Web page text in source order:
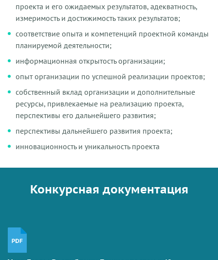
проекта и его ожидаемых результатов, адекватность,
измеримость и достижимость таких результатов;
соответствие опыта и компетенций проектной команды
планируемой деятельности;
информационная открытость организации;
опыт организации по успешной реализации проектов;
собственный вклад организации и дополнительные
ресурсы, привлекаемые на реализацию проекта,
перспективы его дальнейшего развития;
перспективы дальнейшего развития проекта;
инновационность и уникальность проекта
Конкурсная документация